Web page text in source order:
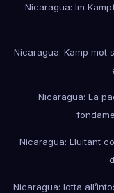
Nicaragua: Im
Nicaragua: Kamp mot
Nicaragua: La
Nicaragua: Lluitant
Nicaragua: lotta